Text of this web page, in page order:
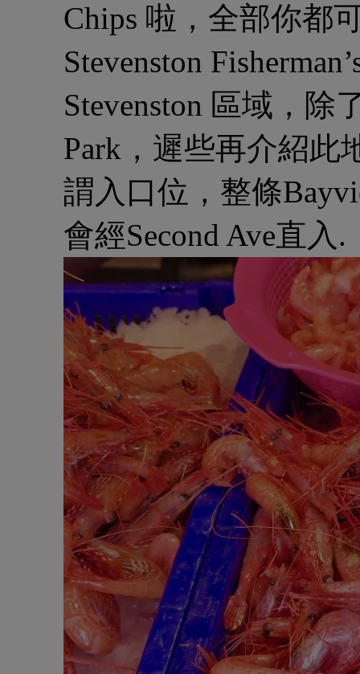
Chips 啦，全部你都
Stevenston
Stevenston 區域，除
Park，遲些再介紹此
謂入口位，整條
會經Second Ave直入.